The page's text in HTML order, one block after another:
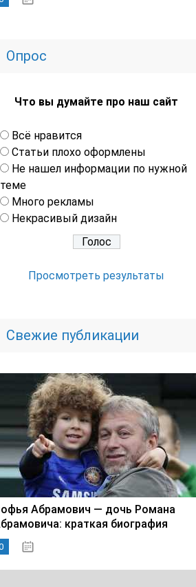
Опрос
Что вы думайте про наш сайт
Всё нравится
Статьи плохо оформлены
Не нашел информации по нужной
теме
Много рекламы
Некрасивый дизайн
Просмотреть результаты
Свежие публикации
Абрамович — дочь Романа
краткая биография